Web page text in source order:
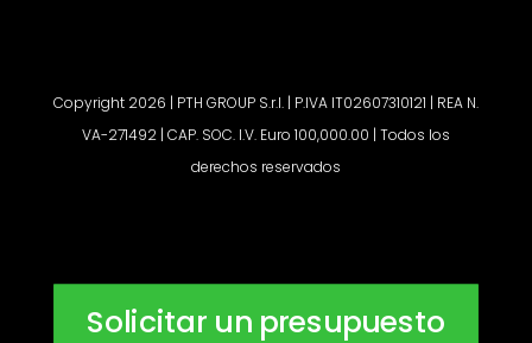
Copyright 2026 | PTH GROUP S.r.l. | P.IVA IT02607310121 | REA N.
VA-271492 | CAP. SOC. I.V. Euro 100,000.00 | Todos los
derechos reservados
Solicitar un presupuesto